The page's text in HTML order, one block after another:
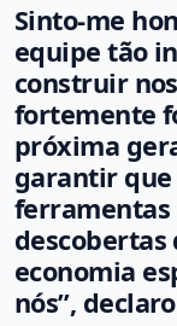
Sinto-me
equipe tão
construir
fortemente
próxima
garantir que
ferramentas
economia
nós”,